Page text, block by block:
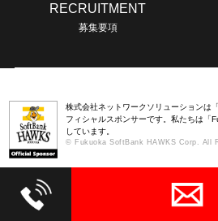
RECRUITMENT
募集要項
株式会社ネットワークソリューションは
フィシャルスポンサーです。私たちは「
しています。
© Fukuoka SoftBank HAWKS Corp. All
Copyright © NETWORK